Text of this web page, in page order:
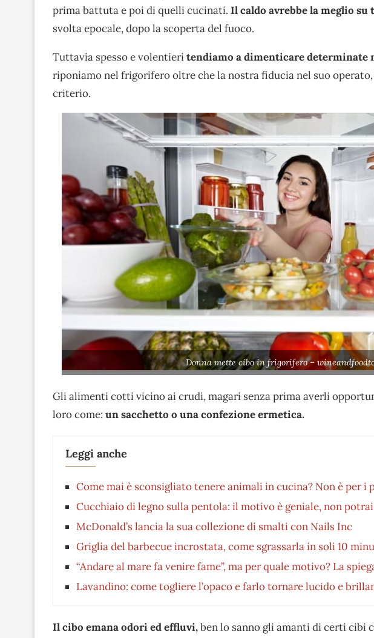
prima battuta e poi di quelli cucinati. Il caldo avrebbe la meglio su
svolta epocale, dopo la scoperta del fuoco.
Tuttavia spesso e volentieritendiamo a dimenticare determinate
riponiamo nel frigorifero oltre che la nostra fiducia nel suo operato,
criterio.
Donna mette cibo in frigorifero –
Gli alimenti cotti vicino ai crudi, magari senza prima averli
loro come: un sacchetto o una confezione ermetica.
Leggi anche
Come mai è sconsigliato tenere animali in cucina? Non è per i
Cucchiaio di legno sulla pentola: il motivo è geniale, non
McDonald’s lancia la sua collezione di smalti con Nails Inc
Griglia del barbecue incrostata, come sgrassarla in soli 10
“Andare al mare fa venire fame”, ma per quale motivo? La
Lavandino: come togliere l’opaco e farlo tornare lucido e
Il cibo emana odori ed effluvi,ben lo sanno gli amanti di certi cibi